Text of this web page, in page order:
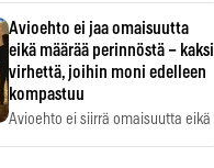
Avioehto ei jaa omaisuutta
eikä määrää perinnöstä – kaksi
virhettä, joihin moni edelleen
kompastuu
Avioehto ei siirrä omaisuutta eikä